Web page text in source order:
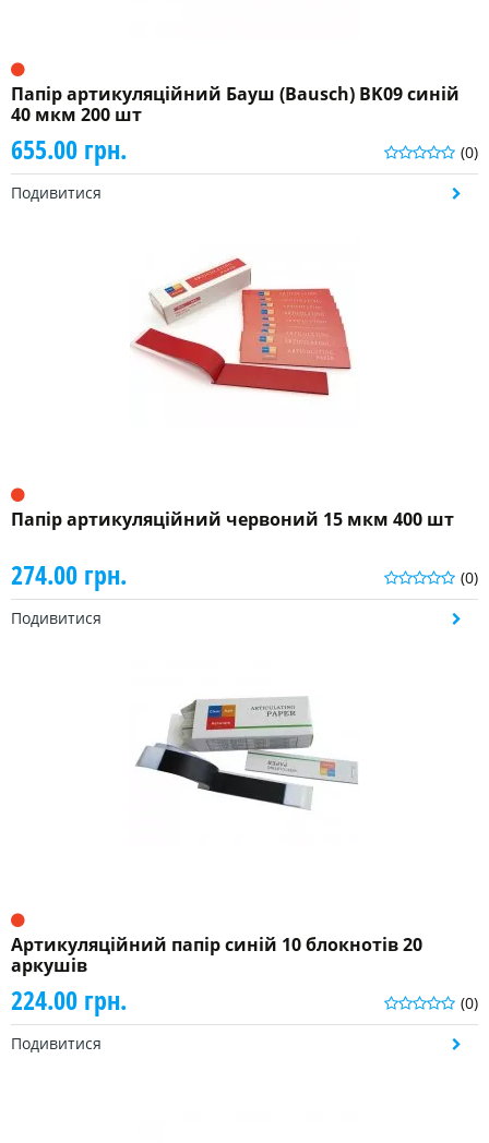
Папір артикуляційний Бауш (Bausch) BK09 синій
40 мкм 200 шт
(0)
655.00 грн.
Подивитися
Папір артикуляційний червоний 15 мкм 400 шт
(0)
274.00 грн.
Подивитися
Артикуляційний папір синій 10 блокнотів 20
аркушів
(0)
224.00 грн.
Подивитися